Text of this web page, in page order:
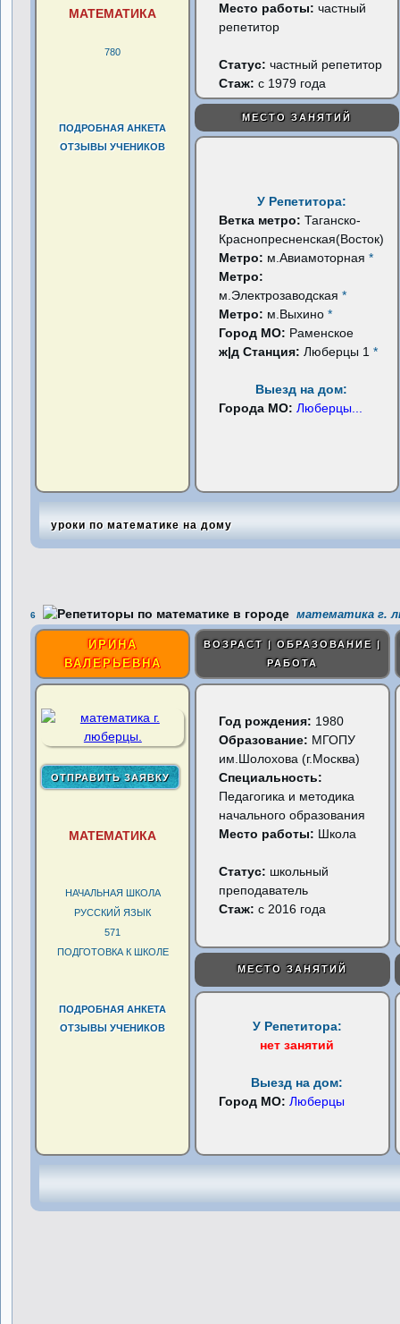
МАТЕМАТИКА
780
ПОДРОБНАЯ АНКЕТА
ОТЗЫВЫ УЧЕНИКОВ
Место работы: частный
репетитор
Статус:частный репетитор
Стаж: с 1979 года
МЕСТО ЗАНЯТИЙ
У Репетитора:
Ветка метро:Таганско-
Краснопресненская(Восток)
Метро: м.Авиамоторная*
Метро:
м.Электрозаводская*
Метро: м.Выхино*
Город МО: Раменское
ж|д Станция:Люберцы 1*
Выезд на дом:
Города МО:Люберцы
уроки по математике на дому
6 математика г.
ИРИНА
ВАЛЕРЬЕВНА
ВОЗРАСТ | ОБРАЗОВАНИЕ |
РАБОТА
МАТЕМАТИКА
НАЧАЛЬНАЯ ШКОЛА
РУССКИЙ ЯЗЫК
571
ПОДГОТОВКА К ШКОЛЕ
ПОДРОБНАЯ АНКЕТА
ОТЗЫВЫ УЧЕНИКОВ
Год рождения: 1980
Образование: МГОПУ
им.Шолохова (г.Москва)
Специальность:
Педагогика и методика
начального образования
Место работы: Школа
Статус: школьный
преподаватель
Стаж: с 2016 года
МЕСТО ЗАНЯТИЙ
У Репетитора:
нет занятий
Выезд на дом:
Город МО:Люберцы